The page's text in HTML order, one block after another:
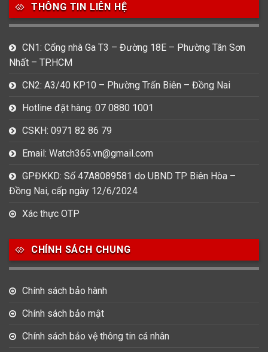
THÔNG TIN LIÊN HỆ
CN1: Cổng nhà Ga T3 – Đường 18E – Phường Tân Sơn
Nhất – TP.HCM
CN2: A3/40 KP10 – Phường Trấn Biên – Đồng Nai
Hotline đặt hàng: 07 0880 1001
CSKH: 0971 82 86 79
Email: Watch365.vn@gmail.com
GPĐKKD: Số 47A8089581 do UBND TP Biên Hòa –
Đồng Nai, cấp ngày 12/6/2024
Xác thực OTP
CHÍNH SÁCH CHUNG
Chính sách bảo hành
Chính sách bảo mật
Chính sách bảo vệ thông tin cá nhân